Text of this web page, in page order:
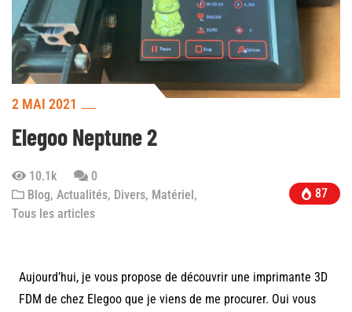
2 MAI 2021
Elegoo Neptune 2
10.1k
0
Blog, Actualités, Divers, Matériel,
Tous les articles
87
Aujourd’hui, je vous propose de découvrir une imprimante 3D
FDM de chez Elegoo que je viens de me procurer. Oui vous